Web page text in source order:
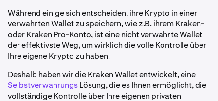
Während einige sich entscheiden, ihre Krypto in einer
verwahrten Wallet zu speichern, wie z.B. ihrem Kraken-
oder Kraken Pro-Konto, ist eine nicht verwahrte Wallet
der effektivste Weg, um wirklich die volle Kontrolle über
Ihre eigene Krypto zu haben.
Deshalb haben wir die Kraken Wallet entwickelt, eine
SelbstverwahrungsLösung, die es Ihnen ermöglicht, die
vollständige Kontrolle über Ihre eigenen privaten